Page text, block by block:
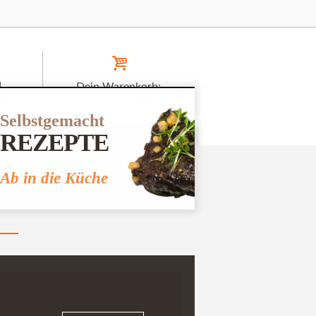
Dein Warenkorb:
+49 174 670 1357
Selbstgemacht
REZEPTE
Ab in die Küche